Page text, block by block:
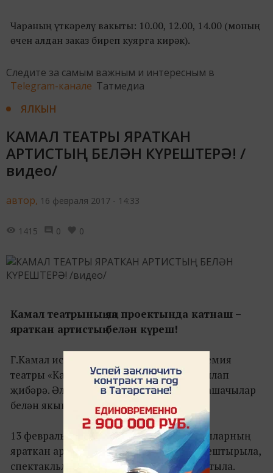
Чараның үткәрелү вакыты: 10.00, 12.00, 14.00 (моның
өчен алдан заказ биреп куярга кирәк).
Следите за самым важным и интересным в
Telegram-канале Татмедиа
ЯЛКЫН
КАМАЛ ТЕАТРЫ ЯРАТКАН
АРТИСТЫҢ БЕЛӘН КҮРЕШТЕРӘ! /
видео/
автор, 16 февраля 2017 - 14:33
1415 0 0
Камал театрының яңа проектында катнаш –
яраткан артистың белән күреш!
Г.Камал исемендәге Татар дәүләт Академия
театры «Kamal Backstage» проектын башлап
җибәрә. Әлеге проектның максаты – тамашачылар
белән якыннанрак танышу.
13 февраль көненнән башлап, тамашачыларның
яраткан артистлары белән очрашулар оештырыла,
спектакльләргә чакыру билетлары уйнатыла.